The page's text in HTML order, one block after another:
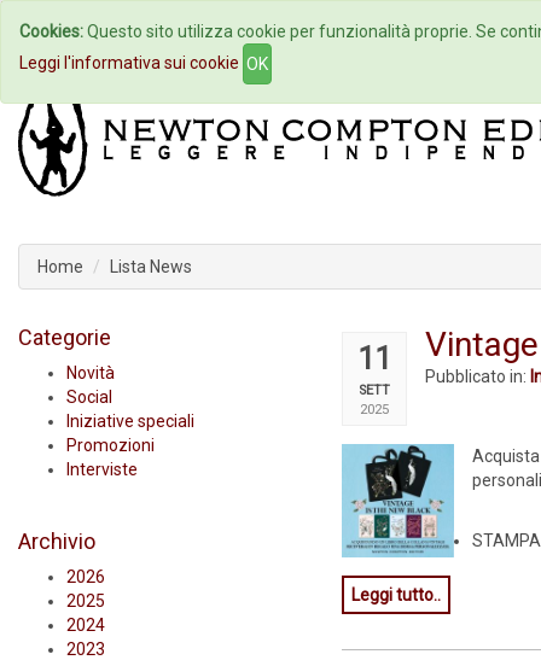
Home Autori Eventi
Home Lista News
Categorie
Novità
Social
Iniziative speciali
Promozioni
Interviste
Archivio
2026
2025
2024
2023
11
SETT
2025
Pubblicato in:
Leggi tutto..
Cookies:Questo sito utilizza cookie per funzionalità proprie. Se
Leggi l'informativa sui cookie OK